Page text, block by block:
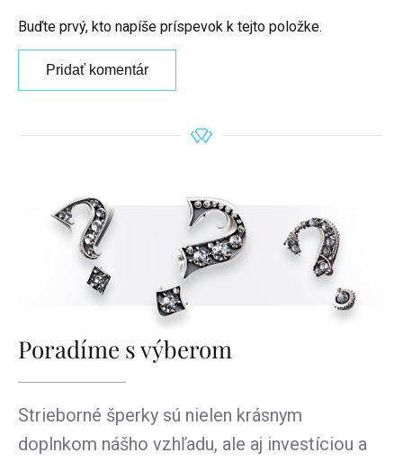
Buďte prvý, kto napíše príspevok k tejto položke.
Pridať komentár
Poradíme s výberom
Strieborné šperky sú nielen krásnym
doplnkom nášho vzhľadu, ale aj investíciou a